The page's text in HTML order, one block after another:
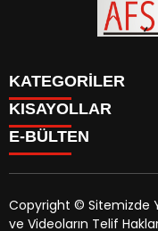
KATEGORİLER
SİYASET
EĞİTİM
MAGAZİN
MANŞETLER
KISAYOLLAR
SİYASET
EĞİTİM
KÜLTÜR SANAT
E-BÜLTEN
Copyright © Sitemizde
ve Videoların Telif